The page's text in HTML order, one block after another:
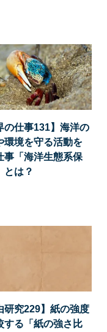
の仕事131】海洋の
環境を守る活動を
事「海洋生態系保
とは？
研究229】紙の強度
する「紙の強さ比